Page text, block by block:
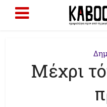
Μέχρι